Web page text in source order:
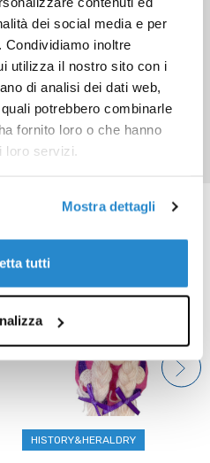
dei social media e per
inoltre
utilizza il nostro sito con i
di analisi dei dati web,
potrebbero combinarle
fornito loro o che hanno
loro servizi.
Mostra dettagli
tutti
HISTORY&HERALDRY